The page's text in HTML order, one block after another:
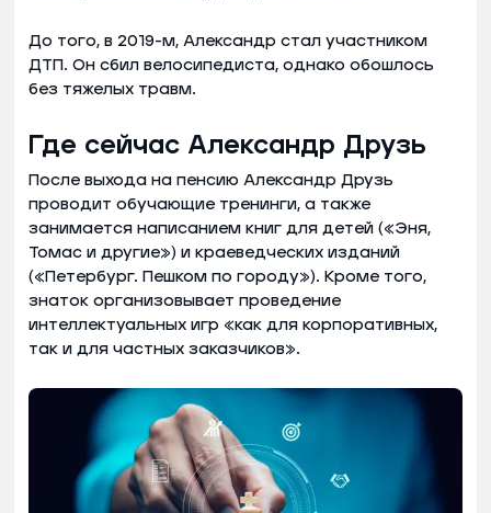
До того, в 2019-м, Александр стал участником
ДТП. Он сбил велосипедиста, однако обошлось
без тяжелых травм.
Где сейчас Александр Друзь
После выхода на пенсию Александр Друзь
проводит обучающие тренинги, а также
занимается написанием книг для детей («Эня,
Томас и другие») и краеведческих изданий
(«Петербург. Пешком по городу»). Кроме того,
знаток организовывает проведение
интеллектуальных игр «как для корпоративных,
так и для частных заказчиков».